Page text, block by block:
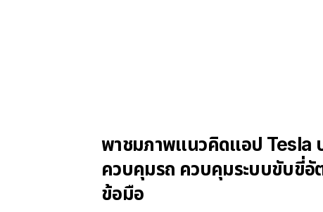
พาชมภาพแนวคิดแอป Tesla
ควบคุมรถ ควบคุมระบบขับขี่อั
ข้อมือ